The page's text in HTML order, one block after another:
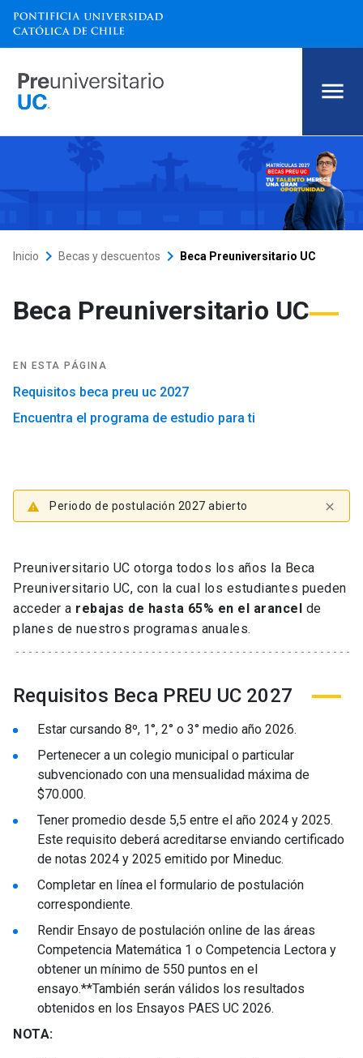
Beca Preuniversitario UC
Inicio keyboard_arrow_right Becas y descuentos keyboard_arrow_right Beca Preuniversitario UC
Beca Preuniversitario UC
warning Periodo de postulación 2027 abierto close
Preuniversitario UC otorga todos los años la Beca
Preuniversitario UC, con la cual los estudiantes pueden
acceder a rebajas de hasta 65% en el arancel de
planes de nuestros programas anuales.
Requisitos Beca PREU UC 2027
Estar cursando 8º, 1°, 2° o 3° medio año 2026.
Pertenecer a un colegio municipal o particular
subvencionado con una mensualidad máxima de
$70.000.
Tener promedio desde 5,5 entre el año 2024 y 2025.
Este requisito deberá acreditarse enviando certificado
de notas 2024 y 2025 emitido por Mineduc.
Completar en línea el formulario de postulación
correspondiente.
Rendir Ensayo de postulación online de las áreas
Competencia Matemática 1 o Competencia Lectora y
obtener un mínimo de 550 puntos en el
ensayo.**También serán válidos los resultados
obtenidos en los Ensayos PAES UC 2026.
NOTA:
EN ESTA PÁGINA
Requisitos beca preu uc 2027
Encuentra el programa de estudio para ti